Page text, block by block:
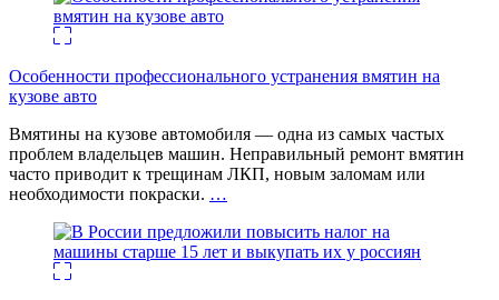
Особенности профессионального устранения вмятин на
кузове авто
Вмятины на кузове автомобиля — одна из самых частых
проблем владельцев машин. Неправильный ремонт вмятин
часто приводит к трещинам ЛКП, новым заломам или
необходимости покраски. …